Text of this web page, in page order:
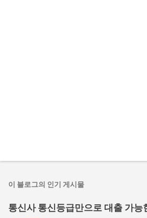
이 블로그의 인기 게시물
통신사 통신등급만으로 대출 가능